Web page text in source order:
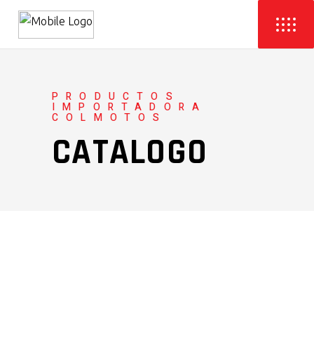
PRODUCTOS
IMPORTADORA
COLMOTOS
CATALOGO